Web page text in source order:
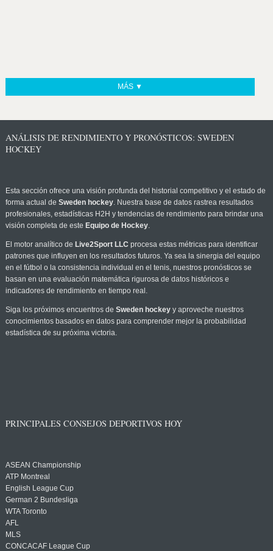
MÁS ▼
ANÁLISIS DE RENDIMIENTO Y PRONÓSTICOS: SWEDEN
HOCKEY
Esta sección ofrece una visión profunda del historial competitivo y el estado de
forma actual de Sweden hockey. Nuestra base de datos rastrea resultados
profesionales, estadísticas H2H y tendencias de rendimiento para brindar una
visión completa de este Equipo de Hockey.
El motor analítico de Live2Sport LLC procesa estas métricas para identificar
patrones que influyen en los resultados futuros. Ya sea la sinergia del equipo
en el fútbol o la consistencia individual en el tenis, nuestros pronósticos se
basan en una evaluación matemática rigurosa de datos históricos e
indicadores de rendimiento en tiempo real.
Siga los próximos encuentros de Sweden hockeyy aproveche nuestros
conocimientos basados en datos para comprender mejor la probabilidad
estadística de su próxima victoria.
PRINCIPALES CONSEJOS DEPORTIVOS HOY
ASEAN Championship
ATP Montreal
English League Cup
German 2 Bundesliga
WTA Toronto
AFL
MLS
CONCACAF League Cup